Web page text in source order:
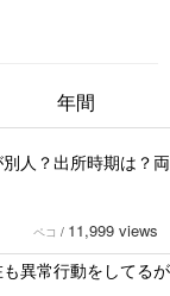
年間
人？出所時期は？両
ペコ / 11,999 views
異常行動をしてるが